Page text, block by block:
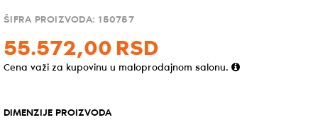
ŠIFRA PROIZVODA: 150757
55.572,00 RSD
Cena važi za kupovinu u maloprodajnom salonu.
DIMENZIJE PROIZVODA